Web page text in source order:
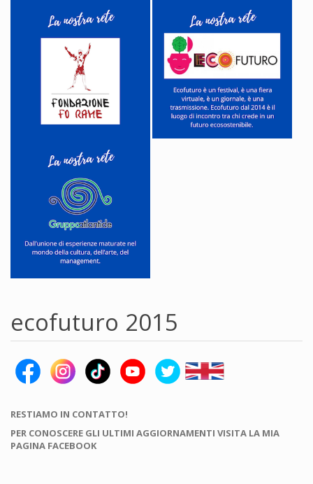
ecofuturo 2015
RESTIAMO IN CONTATTO!
PER CONOSCERE GLI ULTIMI AGGIORNAMENTI VISITA LA MIA
PAGINA FACEBOOK